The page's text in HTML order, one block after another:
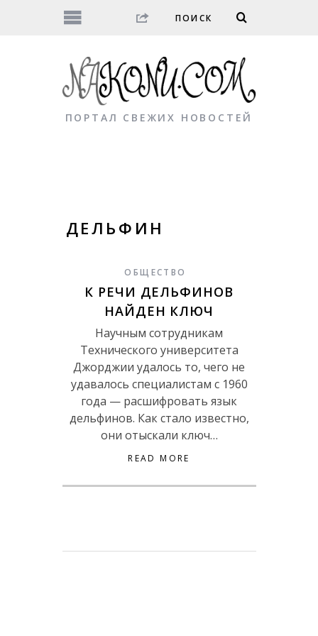
ПОРТАЛ СВЕЖИХ НОВОСТЕЙ
ДЕЛЬФИН
ОБЩЕСТВО
К РЕЧИ ДЕЛЬФИНОВ
НАЙДЕН КЛЮЧ
Научным сотрудникам
Технического университета
Джорджии удалось то, чего не
удавалось специалистам с 1960
года — расшифровать язык
дельфинов. Как стало известно,
они отыскали ключ…
READ MORE